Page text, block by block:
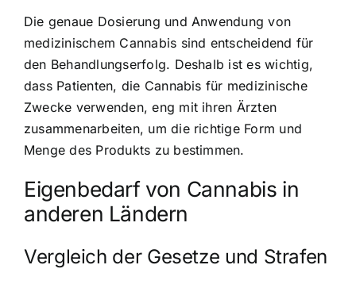
Die genaue Dosierung und Anwendung von
medizinischem Cannabis sind entscheidend für
den Behandlungserfolg. Deshalb ist es wichtig,
dass Patienten, die Cannabis für medizinische
Zwecke verwenden, eng mit ihren Ärzten
zusammenarbeiten, um die richtige Form und
Menge des Produkts zu bestimmen.
Eigenbedarf von Cannabis in
anderen Ländern
Vergleich der Gesetze und Strafen